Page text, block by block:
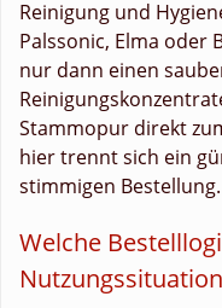
Reinigung und
Palssonic, Elma oder
nur dann einen
Stammopur direkt
hier trennt sich ein
stimmigen Bestellung.
Welche